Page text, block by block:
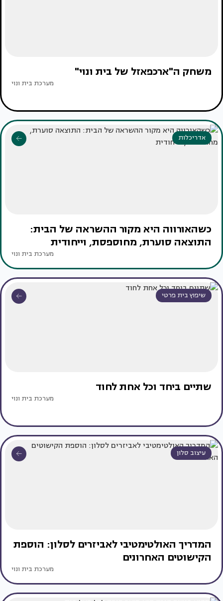
משחק ה"ארכפאזל של בית ונוי"
מערכת בית ונוי
אדריכלות
כשהאורווה היא מקור ההשראה של הבית:
התוצאה סוערת, מחוספסת, וייחודית
מערכת בית ונוי
שיפוץ בית פרטי
שתיים ביחד וכל אחת לחוד
מערכת בית ונוי
עיצוב סלון
המדריך האולטימטיבי לאביזרים לסלון: הוספת
הקישוטים האחרונים
מערכת בית ונוי